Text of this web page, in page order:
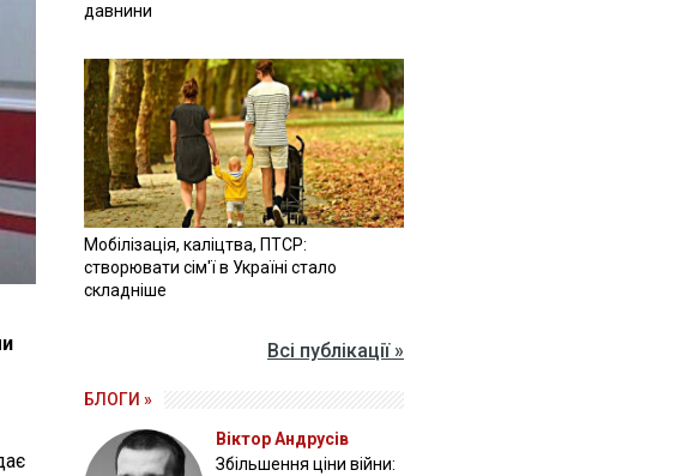
давнини
Мобілізація, каліцтва, ПТСР:
створювати сім'ї в Україні стало
складніше
Всі публікації »
БЛОГИ »
Віктор Андрусів
Збільшення ціни війни: